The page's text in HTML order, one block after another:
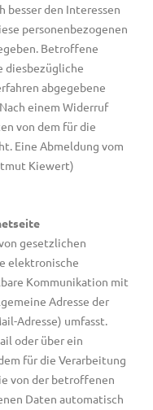
den Interessen
personenbezogenen
Betroffene
diesbezügliche
abgegebene
einem Widerruf
von dem für die
Eine Abmeldung vom
Kiewert)
gesetzlichen
elektronische
Kommunikation mit
Adresse der
Adresse) umfasst.
oder über ein
für die Verarbeitung
von der betroffenen
Daten automatisch